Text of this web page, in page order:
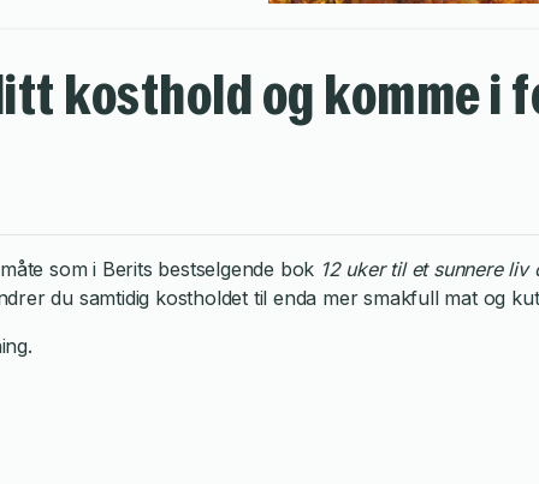
kosthold og komme i
som i Berits bestselgende bok 12 uker til et sunnere liv
du samtidig kostholdet til enda mer smakfull mat og